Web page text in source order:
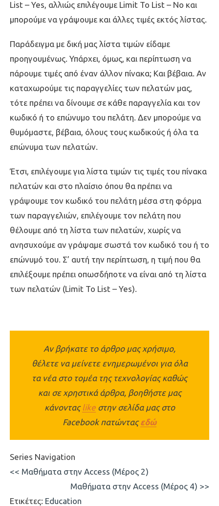
List – Yes, αλλιώς επιλέγουμε Limit To List – No και
μπορούμε να γράψουμε και άλλες τιμές εκτός λίστας.
Παράδειγμα με δική μας λίστα τιμών είδαμε
προηγουμένως. Υπάρχει, όμως, και περίπτωση να
πάρουμε τιμές από έναν άλλον πίνακα; Και βέβαια. Αν
καταχωρούμε τις παραγγελίες των πελατών μας,
τότε πρέπει να δίνουμε σε κάθε παραγγελία και τον
κωδικό ή το επώνυμο του πελάτη. Δεν μπορούμε να
θυμόμαστε, βέβαια, όλους τους κωδικούς ή όλα τα
επώνυμα των πελατών.
Έτσι, επιλέγουμε για λίστα τιμών τις τιμές του πίνακα
πελατών και στο πλαίσιο όπου θα πρέπει να
γράψουμε τον κωδικό του πελάτη μέσα στη φόρμα
των παραγγελιών, επιλέγουμε τον πελάτη που
θέλουμε από τη λίστα των πελατών, χωρίς να
ανησυχούμε αν γράψαμε σωστά τον κωδικό του ή το
επώνυμό του. Σ’ αυτή την περίπτωση, η τιμή που θα
επιλέξουμε πρέπει οπωσδήποτε να είναι από τη λίστα
των πελατών (Limit To List – Yes).
Αν βρήκατε το άρθρο μας χρήσιμο,
θέλετε να μείνετε ενημερωμένοι για όλα
τα νέα στο τομέα της τεχνολογίας καθώς
και σε χρηστικά άρθρα, βοηθήστε μας
κάνοντας likeστην σελίδα μας στο
Facebook πατώνταςεδώ
Series Navigation
<< Μαθήματα στην Access (Μέρος 2)
Μαθήματα στην Access (Μέρος 4) >>
Ετικέτες: Education